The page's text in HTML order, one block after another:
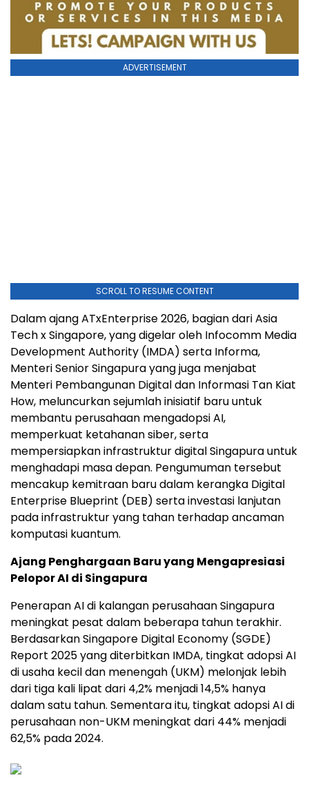
ADVERTISEMENT
SCROLL TO RESUME CONTENT
Dalam ajang ATxEnterprise 2026, bagian dari Asia
Tech x Singapore, yang digelar oleh Infocomm Media
Development Authority (IMDA) serta Informa,
Menteri Senior Singapura yang juga menjabat
Menteri Pembangunan Digital dan Informasi Tan Kiat
How, meluncurkan sejumlah inisiatif baru untuk
membantu perusahaan mengadopsi AI,
memperkuat ketahanan siber, serta
mempersiapkan infrastruktur digital Singapura untuk
menghadapi masa depan. Pengumuman tersebut
mencakup kemitraan baru dalam kerangka Digital
Enterprise Blueprint (DEB) serta investasi lanjutan
pada infrastruktur yang tahan terhadap ancaman
komputasi kuantum.
Ajang Penghargaan Baru yang Mengapresiasi
Pelopor AI di Singapura
Penerapan AI di kalangan perusahaan Singapura
meningkat pesat dalam beberapa tahun terakhir.
Berdasarkan Singapore Digital Economy (SGDE)
Report 2025 yang diterbitkan IMDA, tingkat adopsi AI
di usaha kecil dan menengah (UKM) melonjak lebih
dari tiga kali lipat dari 4,2% menjadi 14,5% hanya
dalam satu tahun. Sementara itu, tingkat adopsi AI di
perusahaan non-UKM meningkat dari 44% menjadi
62,5% pada 2024.